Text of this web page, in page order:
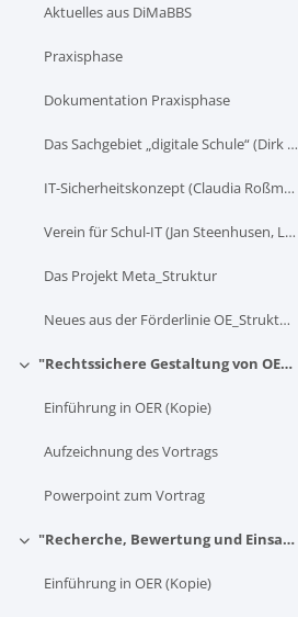
Aktuelles aus DiMaBBS
Praxisphase
Dokumentation Praxisphase
Das Sachgebiet „digitale Schule“ (Dirk Dübon, Landkreis Karlsruhe)
IT-Sicherheitskonzept (Claudia Roßmann, Landkreis Ravensburg)
Verein für Schul-IT (Jan Steenhusen, Landkreis Osnabrück)
Das Projekt Meta_Struktur
Neues aus der Förderlinie OE_Struktur: Das Projekt Meta_Struktur Dr. Martin Bittner (Friedrich-Alexander-Universität Erlangen)
Einklappen
"Rechtssichere Gestaltung von OER" vom 30.04.26, Dokumentation der Veranstaltung
Einführung in OER (Kopie)
Aufzeichnung des Vortrags
Powerpoint zum Vortrag
Einklappen
"Recherche, Bewertung und Einsatz von OER" vom 23.04.26, Dokumentation der Veranstaltung
Einführung in OER (Kopie)